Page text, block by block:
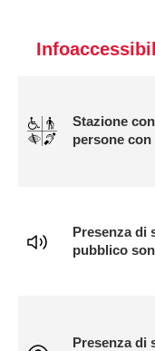
Stazione
persone
Presenza di
pubblico
Presenza di